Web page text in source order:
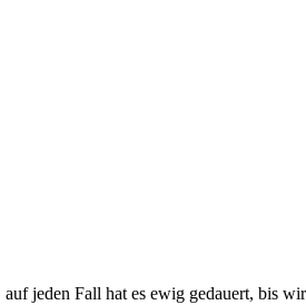
jeden Fall hat es ewig gedauert, bis